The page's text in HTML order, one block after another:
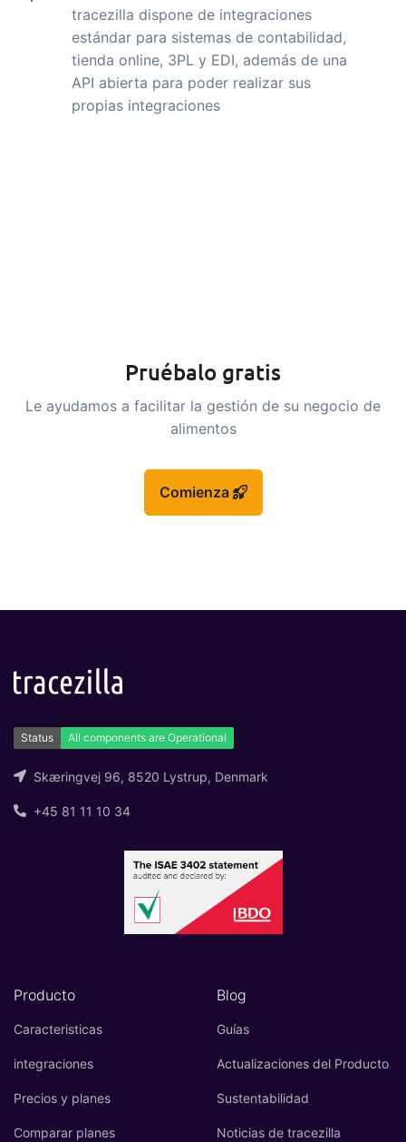
tracezilla dispone de integraciones
estándar para sistemas de contabilidad,
tienda online, 3PL y EDI, además de una
API abierta para poder realizar sus
propias integraciones
Pruébalo gratis
Le ayudamos a facilitar la gestión de su negocio de
alimentos
Comienza
Skæringvej 96, 8520 Lystrup, Denmark
+45 81 11 10 34
Producto
Caracteristicas
integraciones
Precios y planes
Comparar planes
Blog
Guías
Actualizaciones del Producto
Sustentabilidad
Noticias de tracezilla